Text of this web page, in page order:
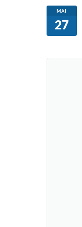
MAI
27